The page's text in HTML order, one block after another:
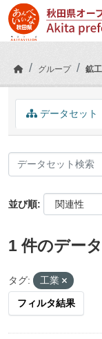
Skip to main content
グループ 鉱
データセット
並び順
1 件のデー
タグ: 工業
フィルタ結果